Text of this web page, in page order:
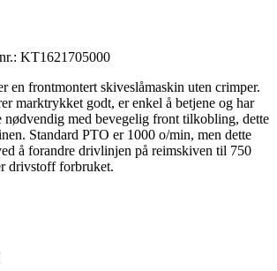
KT1621705000
en frontmontert skiveslåmaskin uten crimper.
marktrykket godt, er enkel å betjene og har
med bevegelig front tilkobling, dette
Standard PTO er 1000 o/min, men dette
å forandre drivlinjen på reimskiven til 750
drivstoff forbruket.